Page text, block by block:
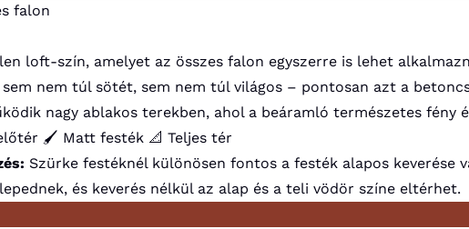
falon
loft-szín, amelyet az összes falon egyszerre is lehet
sem nem túl sötét, sem nem túl világos – pontosan azt a
nagy ablakos terekben, ahol a beáramló természetes fény
🖌️ Matt festék 📐 Teljes tér
Szürke festéknél különösen fontos a festék alapos keverése
és keverés nélkül az alap és a teli vödör színe eltérhet.